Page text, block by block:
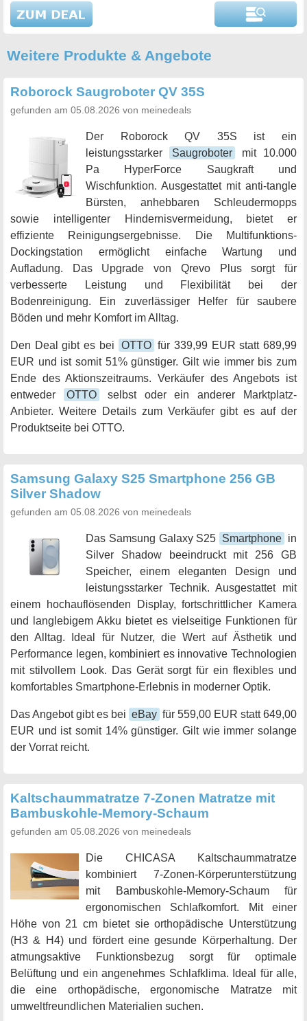
Weitere Produkte & Angebote
Roborock Saugroboter QV 35S
gefunden am 05.08.2026 von meinedeals
Der Roborock QV 35S ist ein
leistungsstarker
Saugroboter
mit 10.000
Pa HyperForce Saugkraft und
Wischfunktion. Ausgestattet mit anti-tangle
Bürsten, anhebbaren Schleudermopps
sowie intelligenter Hindernisvermeidung, bietet er
effiziente Reinigungsergebnisse. Die Multifunktions-
Dockingstation ermöglicht einfache Wartung und
Aufladung. Das Upgrade von Qrevo Plus sorgt für
verbesserte Leistung und Flexibilität bei der
Bodenreinigung. Ein zuverlässiger Helfer für saubere
Böden und mehr Komfort im Alltag.
Den Deal gibt es bei OTTO für 339,99 EUR statt 689,99
EUR und ist somit 51% günstiger. Gilt wie immer bis zum
Ende des Aktionszeitraums. Verkäufer des Angebots ist
entweder
OTTO
selbst oder ein anderer Marktplatz-
Anbieter. Weitere Details zum Verkäufer gibt es auf der
Produktseite bei OTTO.
Samsung Galaxy S25 Smartphone 256 GB
Silver Shadow
gefunden am 05.08.2026 von meinedeals
Das Samsung Galaxy S25 Smartphone in
Silver Shadow beeindruckt mit 256 GB
Speicher, einem eleganten Design und
leistungsstarker Technik. Ausgestattet mit
einem hochauflösenden Display, fortschrittlicher Kamera
und langlebigem Akku bietet es vielseitige Funktionen für
den Alltag. Ideal für Nutzer, die Wert auf Ästhetik und
Performance legen, kombiniert es innovative Technologien
mit stilvollem Look. Das Gerät sorgt für ein flexibles und
komfortables Smartphone-Erlebnis in moderner Optik.
Das Angebot gibt es bei eBay für 559,00 EUR statt 649,00
EUR und ist somit 14% günstiger. Gilt wie immer solange
der Vorrat reicht.
Kaltschaummatratze 7-Zonen Matratze mit
Bambuskohle-Memory-Schaum
gefunden am 05.08.2026 von meinedeals
Die CHICASA Kaltschaummatratze
kombiniert 7-Zonen-Körperunterstützung
mit Bambuskohle-Memory-Schaum für
ergonomischen Schlafkomfort. Mit einer
Höhe von 21 cm bietet sie orthopädische Unterstützung
(H3 & H4) und fördert eine gesunde Körperhaltung. Der
atmungsaktive Funktionsbezug sorgt für optimale
Belüftung und ein angenehmes Schlafklima. Ideal für alle,
die eine orthopädische, ergonomische Matratze mit
umweltfreundlichen Materialien suchen.